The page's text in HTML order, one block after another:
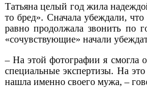
Татьяна целый год жила
то бред». Сначала убеждали,
равно продолжала звонить по
«сочувствующие» начали
– На этой фотографии я смогла
специальные экспертизы. На
нашла именно своего мужа, –